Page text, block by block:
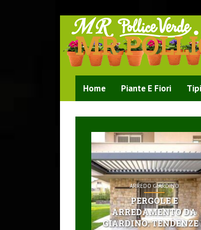
MR
Home Piante E Fiori
ARREDO GIARDINO
PERGOLE E
ARREDAMENTO DA
GIARDINO: TENDENZE